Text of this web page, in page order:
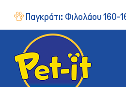
Παγκράτι: Φιλολάου 160-